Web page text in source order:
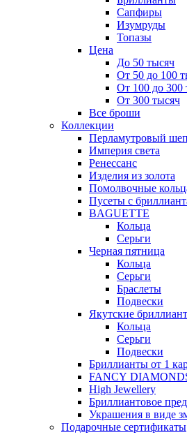
Сапфиры
Изумруды
Топазы
Цена
До 50 тысяч
От 50 до 100
От 100 до 300
От 300 тысяч
Все броши
Коллекции
Перламутровый
Империя света
Ренессанс
Изделия из золота
Помолвочные
Пусеты с
BAGUETTE
Кольца
Серьги
Черная пятница
Кольца
Серьги
Браслеты
Подвески
Якутские
Кольца
Серьги
Подвески
Бриллианты от 1
FANCY
High Jewellery
Бриллиантовое
Украшения в виде
Подарочные сертификаты